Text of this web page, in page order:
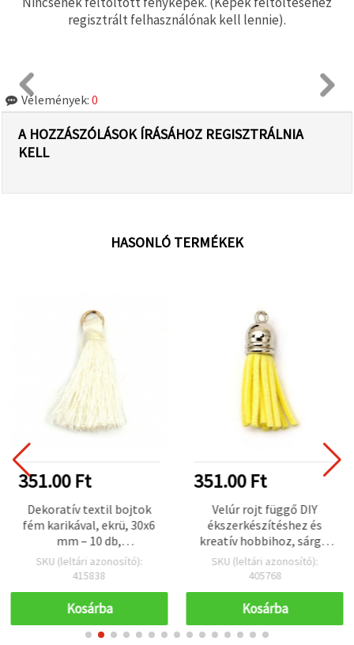
regisztrált felhasználónak kell lennie).
Vélemények: 0
A HOZZÁSZÓLÁSOK ÍRÁSÁHOZ REGISZTRÁLNIA
KELL
HASONLÓ TERMÉKEK
351.00 Ft
Dekoratív textil bojtok
fém karikával, ekrü, 30x6
mm – 10 db,
ékszerkészítéshez és
kreatív DIY kézműves
SKU (leltári azonosító):
415838
Kosárba
351.00 Ft
Velúr rojt függő DIY
ékszerkészítéshez és
kreatív hobbihoz, sárga,
10x37 mm, furat 2 mm – 4
db
SKU (leltári azonosító):
405768
Kosárba